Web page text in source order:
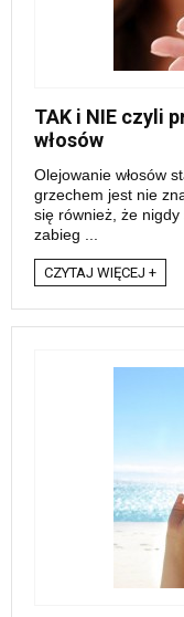
TAK i NIE czyli
włosów
Olejowanie włosów
grzechem jest nie
się również, że nigdy
zabieg ...
CZYTAJ WIĘCEJ +